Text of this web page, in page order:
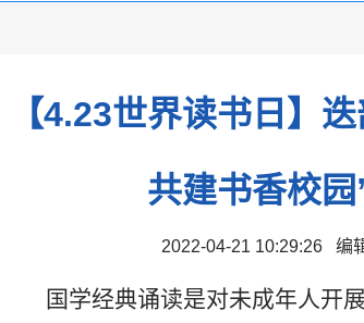
【4.23世界读书日】
共建书香校
2022-04-21 10:29:26 编
国学经典诵读是对未成年人开